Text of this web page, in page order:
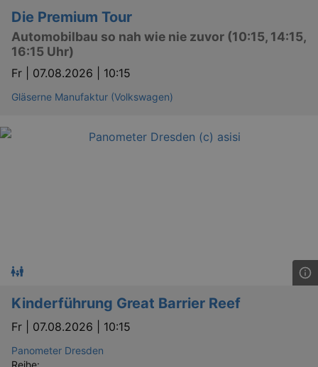
Die Premium Tour
Automobilbau so nah wie nie zuvor (10:15, 14:15,
16:15 Uhr)
Fr | 07.08.2026 | 10:15
Gläserne Manufaktur (Volkswagen)
Kinderführung Great Barrier Reef
Fr | 07.08.2026 | 10:15
Panometer Dresden
Reihe: